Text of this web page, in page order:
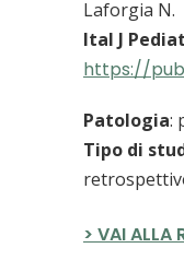
Laforgia N.
Ital J
https://
Patologia:
Tipo di
> VAI ALLA